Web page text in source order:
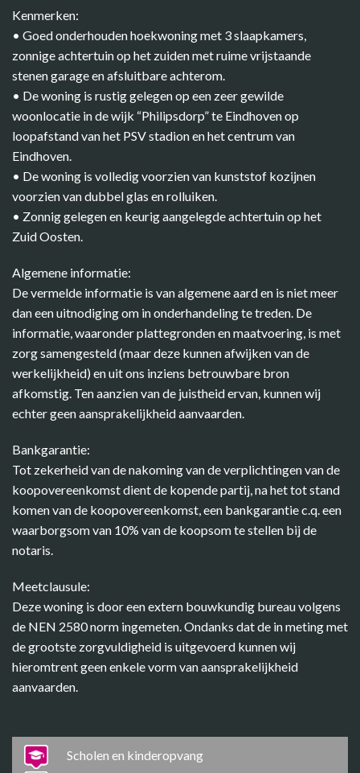
Kenmerken:
• Goed onderhouden hoekwoning met 3 slaapkamers,
zonnige achtertuin op het zuiden met ruime vrijstaande
stenen garage en afsluitbare achterom.
• De woning is rustig gelegen op een zeer gewilde
woonlocatie in de wijk “Philipsdorp” te Eindhoven op
loopafstand van het PSV stadion en het centrum van
Eindhoven.
• De woning is volledig voorzien van kunststof kozijnen
voorzien van dubbel glas en rolluiken.
• Zonnig gelegen en keurig aangelegde achtertuin op het
Zuid Oosten.
Algemene informatie:
De vermelde informatie is van algemene aard en is niet meer
dan een uitnodiging om in onderhandeling te treden. De
informatie, waaronder plattegronden en maatvoering, is met
zorg samengesteld (maar deze kunnen afwijken van de
werkelijkheid) en uit ons inziens betrouwbare bron
afkomstig. Ten aanzien van de juistheid ervan, kunnen wij
echter geen aansprakelijkheid aanvaarden.
Bankgarantie:
Tot zekerheid van de nakoming van de verplichtingen van de
koopovereenkomst dient de kopende partij, na het tot stand
komen van de koopovereenkomst, een bankgarantie c.q. een
waarborgsom van 10% van de koopsom te stellen bij de
notaris.
Meetclausule:
Deze woning is door een extern bouwkundig bureau volgens
de NEN 2580 norm ingemeten. Ondanks dat de in meting met
de grootste zorgvuldigheid is uitgevoerd kunnen wij
hieromtrent geen enkele vorm van aansprakelijkheid
aanvaarden.
Scholen en kinderopvang